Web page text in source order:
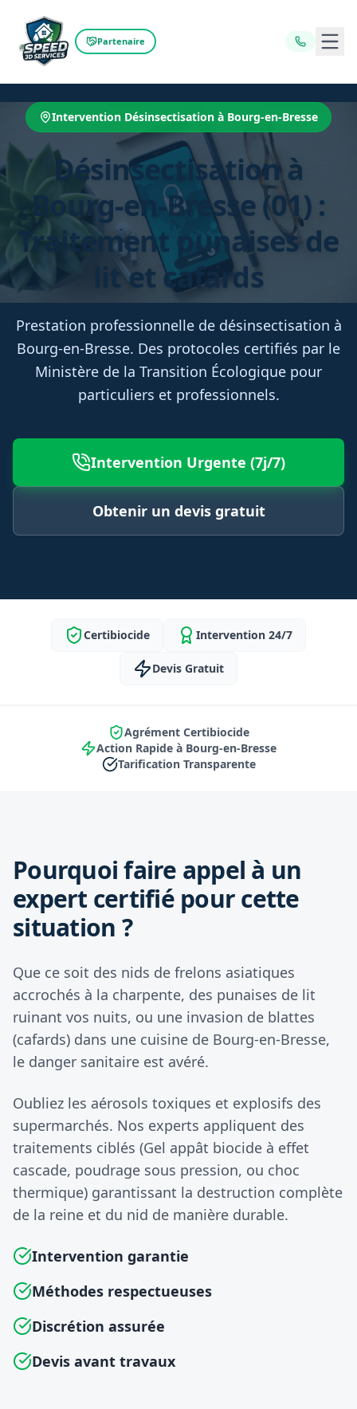
Partenaire
Intervention Désinsectisation à Bourg-en-Bresse
Désinsectisation à
Bourg-en-Bresse (01) :
Traitement punaises de
lit et cafards
Prestation professionnelle de désinsectisation à
Bourg-en-Bresse. Des protocoles certifiés par le
Ministère de la Transition Écologique pour
particuliers et professionnels.
Intervention Urgente (7j/7)
Obtenir un devis gratuit
Certibiocide Intervention 24/7
Devis Gratuit
Agrément Certibiocide
Action Rapide à Bourg-en-Bresse
Tarification Transparente
Pourquoi faire appel à un
expert certifié pour cette
situation ?
Que ce soit des nids de frelons asiatiques
accrochés à la charpente, des punaises de lit
ruinant vos nuits, ou une invasion de blattes
(cafards) dans une cuisine de Bourg-en-Bresse,
le danger sanitaire est avéré.
Oubliez les aérosols toxiques et explosifs des
supermarchés. Nos experts appliquent des
traitements ciblés (Gel appât biocide à effet
cascade, poudrage sous pression, ou choc
thermique) garantissant la destruction complète
de la reine et du nid de manière durable.
Intervention garantie
Méthodes respectueuses
Discrétion assurée
Devis avant travaux